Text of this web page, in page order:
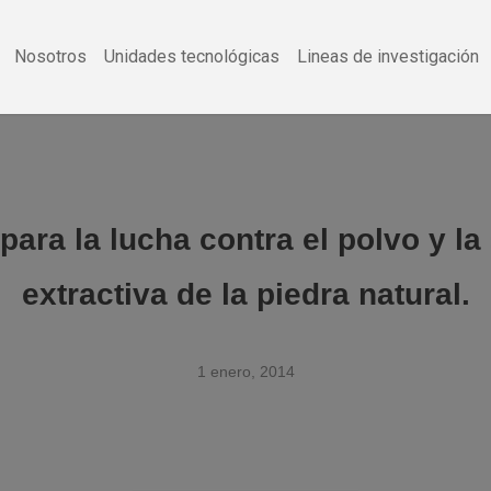
Nosotros Unidades tecnológicas Lineas de investigación
la lucha contra el polvo y
extractiva de la piedra natural.
1 enero, 2014